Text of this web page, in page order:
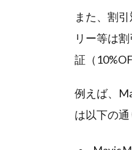
また、割
リー等は
証（
例えば、
は以下の通